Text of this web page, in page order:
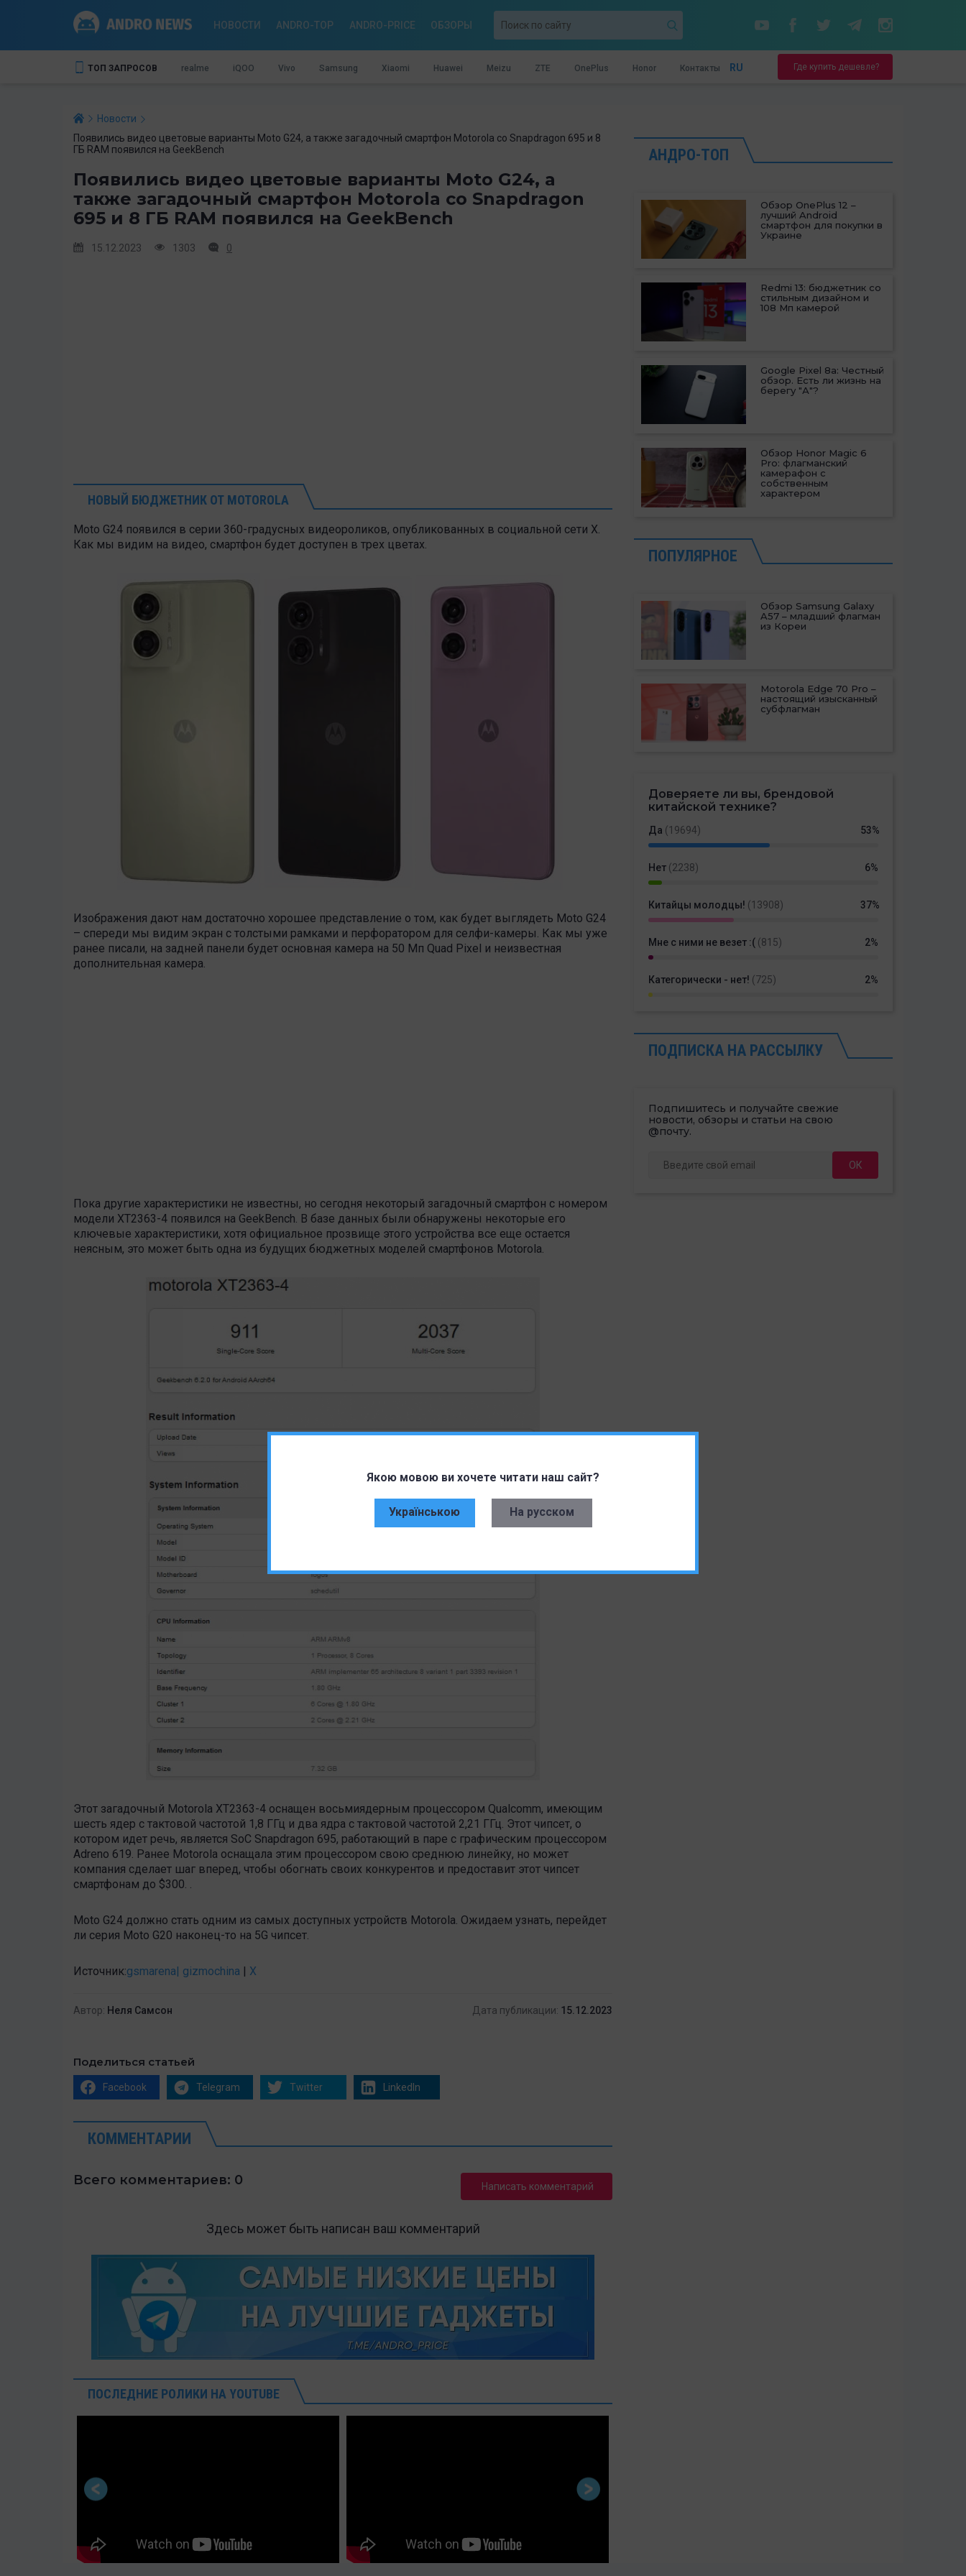
Якою мовою ви хочете читати наш сайт?
Українською На русском
НОВОСТИ ANDRO-TOP ANDRO-PRICE ОБЗОРЫ
ТОП ЗАПРОСОВ realme iQOO Vivo Samsung Xiaomi Huawei Meizu ZTE OnePlus Honor Контакты RU Где купить дешевле?
Новости
Появились видео цветовые варианты Moto G24, а также загадочный смартфон Motorola со Snapdragon 695 и 8
ГБ RAM появился на GeekBench
Появились видео цветовые варианты Moto G24, а
также загадочный смартфон Motorola со Snapdragon
695 и 8 ГБ RAM появился на GeekBench
15.12.2023 1303 0
НОВЫЙ БЮДЖЕТНИК ОТ MOTOROLA
Moto G24 появился в серии 360-градусных видеороликов, опубликованных в социальной сети X.
Как мы видим на видео, смартфон будет доступен в трех цветах.
Изображения дают нам достаточно хорошее представление о том, как будет выглядеть Moto G24
– спереди мы видим экран с толстыми рамками и перфоратором для селфи-камеры. Как мы уже
ранее писали, на задней панели будет основная камера на 50 Мп Quad Pixel и неизвестная
дополнительная камера.
Пока другие характеристики не известны, но сегодня некоторый загадочный смартфон с номером
модели XT2363-4 появился на GeekBench. В базе данных были обнаружены некоторые его
ключевые характеристики, хотя официальное прозвище этого устройства все еще остается
неясным, это может быть одна из будущих бюджетных моделей смартфонов Motorola.
Этот загадочный Motorola XT2363-4 оснащен восьмиядерным процессором Qualcomm, имеющим
шесть ядер с тактовой частотой 1,8 ГГц и два ядра с тактовой частотой 2,21 ГГц. Этот чипсет, о
котором идет речь, является SoC Snapdragon 695, работающий в паре с графическим процессором
Adreno 619. Ранее Motorola оснащала этим процессором свою среднюю линейку, но может
компания сделает шаг вперед, чтобы обогнать своих конкурентов и предоставит этот чипсет
смартфонам до $300. .
Moto G24 должно стать одним из самых доступных устройств Motorola. Ожидаем узнать, перейдет
ли серия Moto G20 наконец-то на 5G чипсет.
Источник:gsmarena | gizmochina | X
Автор: Неля Самсон Дата публикации: 15.12.2023
Поделиться статьей
Facebook Telegram Twitter LinkedIn
КОММЕНТАРИИ
Всего комментариев: 0 Написать комментарий
Здесь может быть написан ваш комментарий
ПОСЛЕДНИЕ РОЛИКИ НА YOUTUBE
АНДРО-ТОП
Обзор OnePlus 12 –
лучший Android
смартфон для покупки в
Украине
Redmi 13: бюджетник со
стильным дизайном и
108 Мп камерой
Google Pixel 8a: Честный
обзор. Есть ли жизнь на
берегу "А"?
Обзор Honor Magic 6
Pro: флагманский
камерафон с
собственным
характером
ПОПУЛЯРНОЕ
Обзор Samsung Galaxy
A57 – младший флагман
из Кореи
Motorola Edge 70 Pro –
настоящий изысканный
субфлагман
Доверяете ли вы, брендовой
китайской технике?
Да (19694) 53%
Нет (2238) 6%
Китайцы молодцы! (13908) 37%
Мне с ними не везет :( (815) 2%
Категорически - нет! (725) 2%
ПОДПИСКА НА РАССЫЛКУ
Подпишитесь и получайте свежие
новости, обзоры и статьи на свою
@почту.
ОК